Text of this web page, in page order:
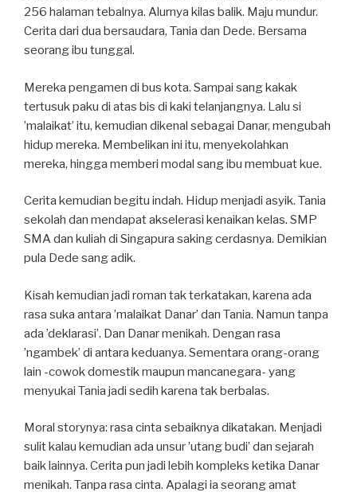
256 halaman tebalnya. Alurnya kilas balik. Maju mundur.
Cerita dari dua bersaudara, Tania dan Dede. Bersama
seorang ibu tunggal.
Mereka pengamen di bus kota. Sampai sang kakak
tertusuk paku di atas bis di kaki telanjangnya. Lalu si
’malaikat’ itu, kemudian dikenal sebagai Danar, mengubah
hidup mereka. Membelikan ini itu, menyekolahkan
mereka, hingga memberi modal sang ibu membuat kue.
Cerita kemudian begitu indah. Hidup menjadi asyik. Tania
sekolah dan mendapat akselerasi kenaikan kelas. SMP
SMA dan kuliah di Singapura saking cerdasnya. Demikian
pula Dede sang adik.
Kisah kemudian jadi roman tak terkatakan, karena ada
rasa suka antara ’malaikat Danar’ dan Tania. Namun tanpa
ada ’deklarasi’. Dan Danar menikah. Dengan rasa
’ngambek’ di antara keduanya. Sementara orang-orang
lain -cowok domestik maupun mancanegara- yang
menyukai Tania jadi sedih karena tak berbalas.
Moral storynya: rasa cinta sebaiknya dikatakan. Menjadi
sulit kalau kemudian ada unsur ’utang budi’ dan sejarah
baik lainnya. Cerita pun jadi lebih kompleks ketika Danar
menikah. Tanpa rasa cinta. Apalagi ia seorang amat